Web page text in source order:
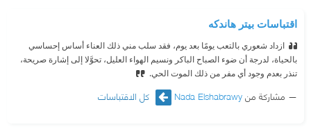
اقتباسات بيتر هاندكه
ازداد شعوري بالتعب يومًا بعد يوم، فقد سلب مني ذلك العناء أساس إحساسي
بالحياة، لدرجة أن ضوء الصباح الباكر ونسيم الهواء العليل، تحوَّلا إلى إشارة صريحة،
تنذر بعدم وجود أي مفر من ذلك الموت الحي.
مشاركة منNada Elshabrawy كل الاقتباسات